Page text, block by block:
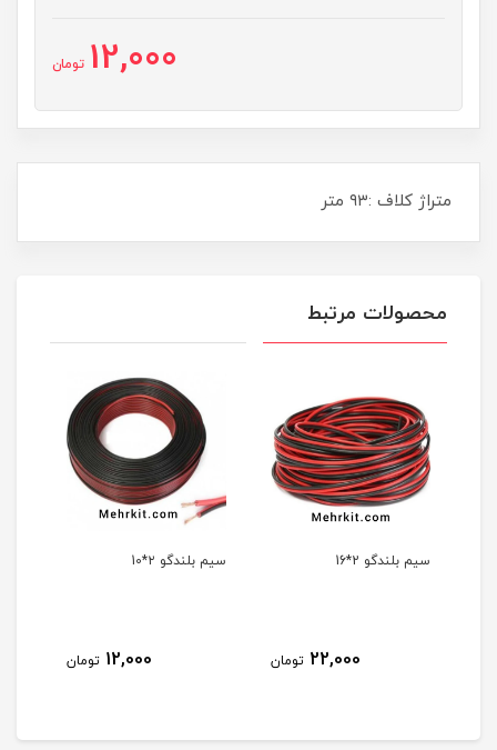
12,000 تومان
متراژ کلاف :۹۳ متر
محصولات مرتبط
سیم بلندگو 2*16
22,000 تومان
سیم بلندگو ۲*10
12,000 تومان